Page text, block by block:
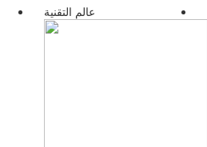
عالم التقنية